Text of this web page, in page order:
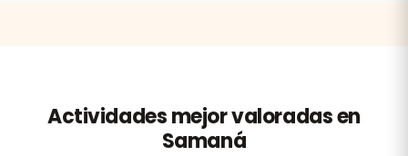
Actividades mejor valoradas en
Samaná